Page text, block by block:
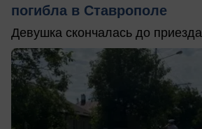
погибла в Ставрополе
Девушка скончалась до